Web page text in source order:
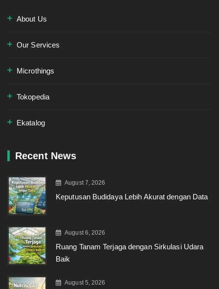
About Us
Our Services
Microthings
Tokopedia
Ekatalog
Recent News
August 7, 2026
Keputusan Budidaya Lebih Akurat dengan Data
August 6, 2026
Ruang Tanam Terjaga dengan Sirkulasi Udara
Baik
August 5, 2026